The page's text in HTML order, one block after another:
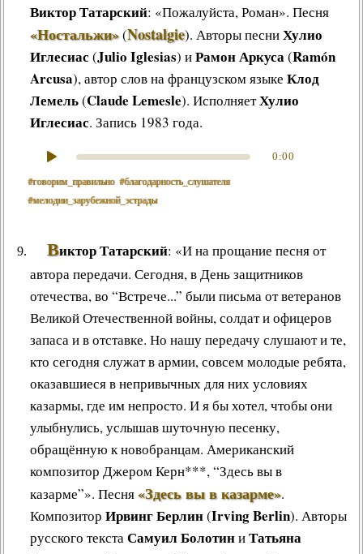
Виктор Татарский: «Пожалуйста, Роман». Песня
«Ностальжи»(Nostalgie). Авторы песниХулио
Иглесиас (Julio Iglesias) иРамон Аркуса(Ramón
Arcusa), автор слов на французском языке Клод
Лемель(Claude Lemesle). ИсполняетХулио
Иглесиас. Запись 1983 года.
0:00
#говорим_правильно #благодарность_слушателя
#мелодии_зарубежной_эстрады
Виктор Татарский: «И на прощание песня от
автора передачи. Сегодня, в День защитников
отечества, во “Встрече...” были письма от ветеранов
Великой Отечественной войны, солдат и офицеров
запаса и в отставке. Но нашу передачу слушают и те,
кто сегодня служат в армии, совсем молодые ребята,
оказавшиеся в непривычных для них условиях
казармы, где им непросто. И я бы хотел, чтобы они
улыбнулись, услышав шуточную песенку,
обращённую к новобранцам. Американский
композитор Джером Керн***, “Здесь вы в
казарме”». Песня«Здесь вы в казарме».
Композитор Ирвинг Берлин(Irving Berlin). Авторы
русского текстаСамуил БолотиниТатьяна